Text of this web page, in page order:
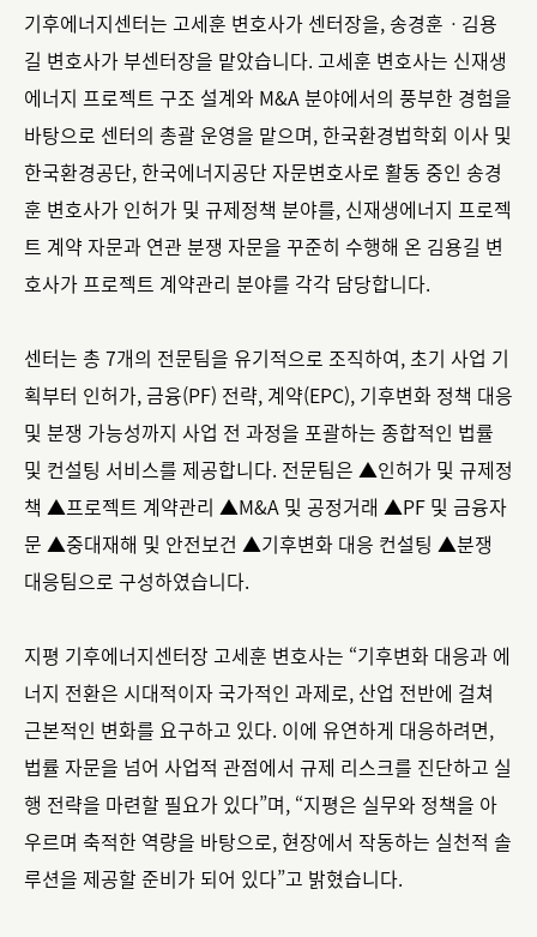
기후에너지센터는 고세훈 변호사가 센터장을, 송경훈ㆍ김용
길 변호사가 부센터장을 맡았습니다. 고세훈 변호사는 신재생
에너지 프로젝트 구조 설계와 M&A 분야에서의 풍부한 경험을
바탕으로 센터의 총괄 운영을 맡으며, 한국환경법학회 이사 및
한국환경공단, 한국에너지공단 자문변호사로 활동 중인 송경
훈 변호사가 인허가 및 규제정책 분야를, 신재생에너지 프로젝
트 계약 자문과 연관 분쟁 자문을 꾸준히 수행해 온 김용길 변
호사가 프로젝트 계약관리 분야를 각각 담당합니다.
센터는 총 7개의 전문팀을 유기적으로 조직하여, 초기 사업 기
획부터 인허가, 금융(PF) 전략, 계약(EPC), 기후변화 정책 대응
및 분쟁 가능성까지 사업 전 과정을 포괄하는 종합적인 법률
및 컨설팅 서비스를 제공합니다. 전문팀은 ▲인허가 및 규제정
책 ▲프로젝트 계약관리 ▲M&A 및 공정거래 ▲PF 및 금융자
문 ▲중대재해 및 안전보건 ▲기후변화 대응 컨설팅 ▲분쟁
대응팀으로 구성하였습니다.
지평 기후에너지센터장 고세훈 변호사는 “기후변화 대응과 에
너지 전환은 시대적이자 국가적인 과제로, 산업 전반에 걸쳐
근본적인 변화를 요구하고 있다. 이에 유연하게 대응하려면,
법률 자문을 넘어 사업적 관점에서 규제 리스크를 진단하고 실
행 전략을 마련할 필요가 있다”며, “지평은 실무와 정책을 아
우르며 축적한 역량을 바탕으로, 현장에서 작동하는 실천적 솔
루션을 제공할 준비가 되어 있다”고 밝혔습니다.